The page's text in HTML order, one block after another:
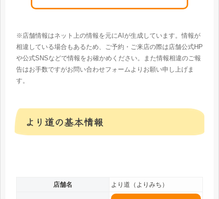
※店舗情報はネット上の情報を元にAIが生成しています。情報が
相違している場合もあるため、ご予約・ご来店の際は店舗公式HP
や公式SNSなどで情報をお確かめください。また情報相違のご報
告はお手数ですがお問い合わせフォームよりお願い申し上げま
す。
より道の基本情報
店舗名 より道（よりみち）